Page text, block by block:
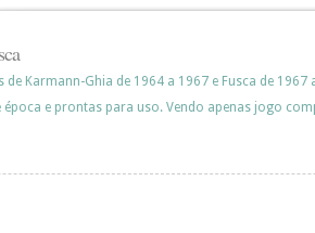
Karmann-Ghia de 1964 a 1967 e Fusca de 1967
e prontas para uso. Vendo apenas jogo